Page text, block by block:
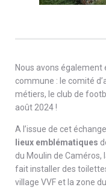
Nous avons également
commune : le comité
métiers, le club de
août 2024 !
A l’issue de cet
lieux emblématiques
du Moulin de Caméros,
fait installer des
village VVF et la zone